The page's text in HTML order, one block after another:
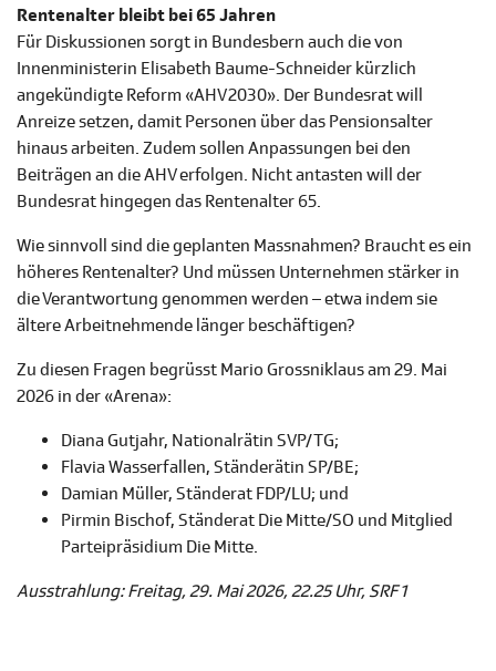
Rentenalter bleibt bei 65 Jahren
Für Diskussionen sorgt in Bundesbern auch die von
Innenministerin Elisabeth Baume-Schneider kürzlich
angekündigte Reform «AHV 2030». Der Bundesrat will
Anreize setzen, damit Personen über das Pensionsalter
hinaus arbeiten. Zudem sollen Anpassungen bei den
Beiträgen an die AHV erfolgen. Nicht antasten will der
Bundesrat hingegen das Rentenalter 65.
Wie sinnvoll sind die geplanten Massnahmen? Braucht es ein
höheres Rentenalter? Und müssen Unternehmen stärker in
die Verantwortung genommen werden – etwa indem sie
ältere Arbeitnehmende länger beschäftigen?
Zu diesen Fragen begrüsst Mario Grossniklaus am 29. Mai
2026 in der «Arena»:
Diana Gutjahr, Nationalrätin SVP/TG;
Flavia Wasserfallen, Ständerätin SP/BE;
Damian Müller, Ständerat FDP/LU; und
Pirmin Bischof, Ständerat Die Mitte/SO und Mitglied
Parteipräsidium Die Mitte.
Ausstrahlung: Freitag, 29. Mai 2026, 22.25 Uhr, SRF 1